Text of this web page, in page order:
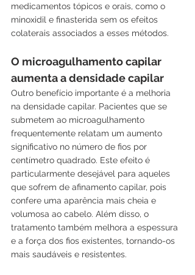
medicamentos tópicos e orais, como o
minoxidil e finasterida sem os efeitos
colaterais associados a esses métodos.
O microagulhamento capilar
aumenta a densidade capilar
Outro benefício importante é a melhoria
na densidade capilar. Pacientes que se
submetem ao microagulhamento
frequentemente relatam um aumento
significativo no número de fios por
centímetro quadrado. Este efeito é
particularmente desejável para aqueles
que sofrem de afinamento capilar, pois
confere uma aparência mais cheia e
volumosa ao cabelo. Além disso, o
tratamento também melhora a espessura
e a força dos fios existentes, tornando-os
mais saudáveis e resistentes.